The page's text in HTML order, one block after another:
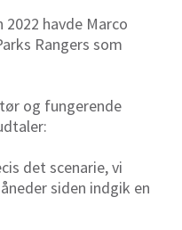
havde Marco
Rangers som
og fungerende
det scenarie, vi
siden indgik en